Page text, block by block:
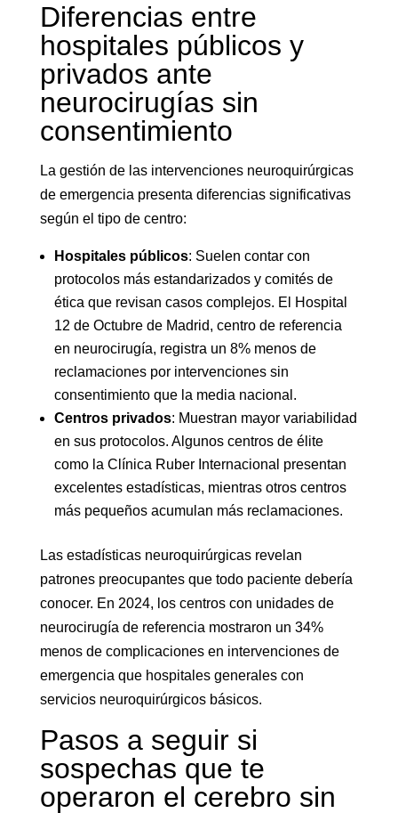
Diferencias entre
hospitales públicos y
privados ante
neurocirugías sin
consentimiento
La gestión de las intervenciones neuroquirúrgicas
de emergencia presenta diferencias significativas
según el tipo de centro:
Hospitales públicos: Suelen contar con
protocolos más estandarizados y comités de
ética que revisan casos complejos. El Hospital
12 de Octubre de Madrid, centro de referencia
en neurocirugía, registra un 8% menos de
reclamaciones por intervenciones sin
consentimiento que la media nacional.
Centros privados: Muestran mayor variabilidad
en sus protocolos. Algunos centros de élite
como la Clínica Ruber Internacional presentan
excelentes estadísticas, mientras otros centros
más pequeños acumulan más reclamaciones.
Las estadísticas neuroquirúrgicas revelan
patrones preocupantes que todo paciente debería
conocer. En 2024, los centros con unidades de
neurocirugía de referencia mostraron un 34%
menos de complicaciones en intervenciones de
emergencia que hospitales generales con
servicios neuroquirúrgicos básicos.
Pasos a seguir si
sospechas que te
operaron el cerebro sin